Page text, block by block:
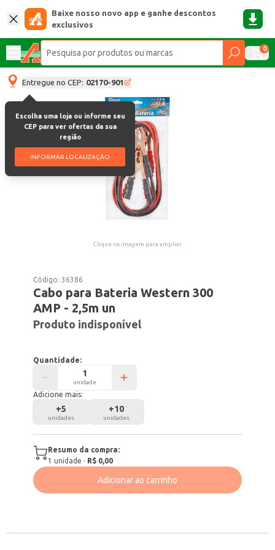
Baixe nosso novo app e ganhe descontos
exclusivos
0
Entregue no CEP: 02170-901
Escolha uma loja ou informe seu
CEP para ver ofertas da sua
região
INFORMAR LOCALIZAÇÃO
Clique na imagem para ampliar.
Código:36386
Cabo para Bateria Western 300
AMP - 2,5m un
Produto indisponível
Quantidade:
unidade
Adicione mais:
+5
unidades
+10
unidades
Resumo da compra:
1 unidade · R$ 0,00
Adicionar ao carrinho